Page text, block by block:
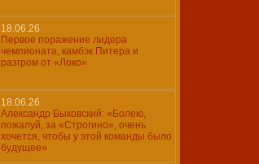
18.06.26
Первое поражение лидера
чемпионата, камбэк Питера и
разгром от «Локо»
18.06.26
Александр Быковский: «Болею,
пожалуй, за «Строгино», очень
хочется, чтобы у этой команды было
будущее»